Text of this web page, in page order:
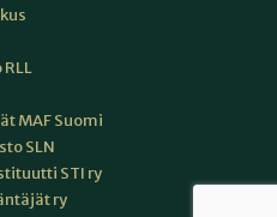
MAF Suomi
SLN
STI ry
ry